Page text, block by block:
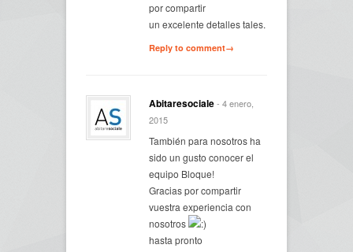
por compartir
un excelente detalles tales.
Reply to comment→
Abitaresociale- 4 enero,
2015
También para nosotros ha
sido un gusto conocer el
equipo Bloque!
Gracias por compartir
vuestra experiencia con
nosotros
hasta pronto